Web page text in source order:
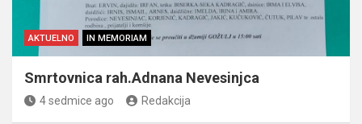
AKTUELNO IN MEMORIAM
Smrtovnica rah.Adnana Nevesinjca
4 sedmice ago Redakcija